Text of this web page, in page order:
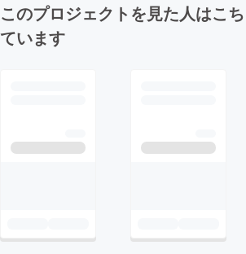
このプロジェクトを見た人はこ
ています